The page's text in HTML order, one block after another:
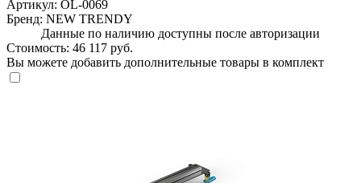
Артикул: OL-0069
Бренд: NEW TRENDY
Данные по наличию доступны после авторизации
Стоимость: 46 117 руб.
Вы можете добавить дополнительные товары в комплект